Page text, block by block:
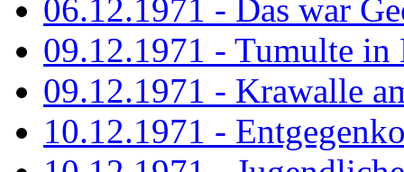
06.12.1971 - Das war
09.12.1971 - Tumulte in
09.12.1971 - Krawalle
10.12.1971 -